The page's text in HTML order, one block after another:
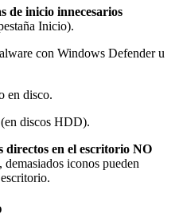
de inicio innecesarios
Inicio).
con Windows Defender u
en disco.
discos HDD).
directos en el escritorio NO
demasiados iconos pueden